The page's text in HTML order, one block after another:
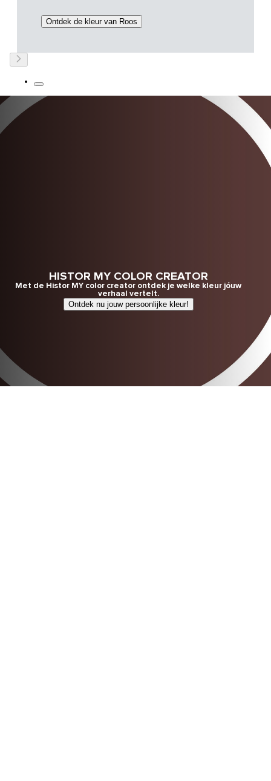
Ontdek de kleur van Roos
HISTOR MY COLOR CREATOR
Met de Histor MY color creator ontdek je welke kleur jóuw
verhaal vertelt.
Ontdek nu jouw persoonlijke kleur!